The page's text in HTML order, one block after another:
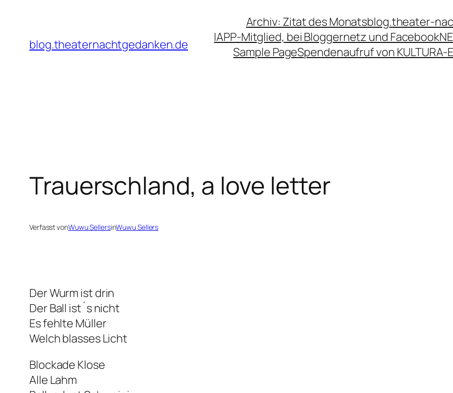
springenblog.theaternachtgedanken.de
Archiv: Zitat des Monatsblog.theater-
IAPP-Mitglied, bei Bloggernetz und Facebook
Sample PageSpendenaufruf von KULTURA-
Trauerschland, a love letter
Verfasst vonWuwu SellersinWuwu Sellers
Der Wurm ist drin
Der Ball ist´s nicht
Es fehlte Müller
Welch blasses Licht
Blockade Klose
Alle Lahm